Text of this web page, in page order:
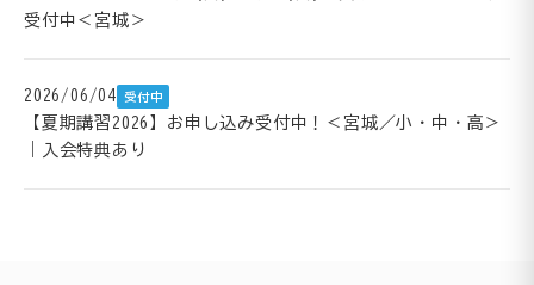
受付中＜宮城＞
2026/06/04 受付中
【夏期講習2026】お申し込み受付中！＜宮城／小・中・高＞
｜入会特典あり